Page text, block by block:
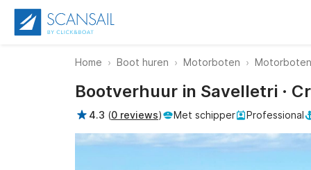
Home Boot huren Motorboten
Bootverhuur in Savelletri ·
4.3 (0 reviews) Met schipper Professional